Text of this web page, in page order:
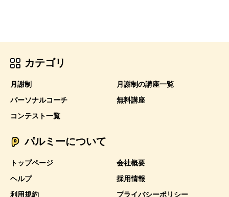
カテゴリ
月謝制
月謝制の講座一覧
パーソナルコーチ
無料講座
コンテスト一覧
パルミーについて
トップページ
会社概要
ヘルプ
採用情報
利用規約
プライバシーポリシー